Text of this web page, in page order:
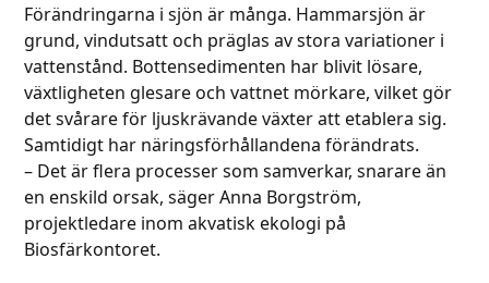
Förändringarna i sjön är många. Hammarsjön är
grund, vindutsatt och präglas av stora variationer i
vattenstånd. Bottensedimenten har blivit lösare,
växtligheten glesare och vattnet mörkare, vilket gör
det svårare för ljuskrävande växter att etablera sig.
Samtidigt har näringsförhållandena förändrats.
– Det är flera processer som samverkar, snarare än
en enskild orsak, säger Anna Borgström,
projektledare inom akvatisk ekologi på
Biosfärkontoret.